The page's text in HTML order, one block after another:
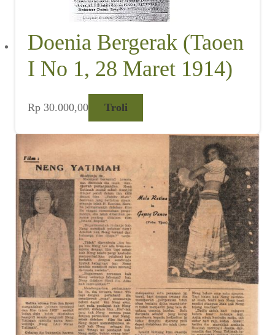
Doenia Bergerak (Taoen
I No 1, 28 Maret 1914)
Rp 30.000,00 Troli